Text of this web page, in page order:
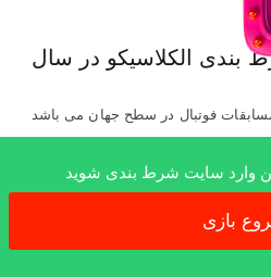
بندی الکلاسیکو در سال
مسابقات فوتبال در سطح جهان می باشد
وارد سایت شرط بندی شوید
بازی